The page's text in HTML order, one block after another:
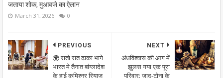
जताया शोक, मुआवजे का ऐलान
March 31, 2026 0
NEXT
अंधविश्वास की आग में
झुलस गया एक पूरा
परिवार: जादू-टोना के
PREVIOUS
🌍 रातो रात ढाका भागे
भारत मे तैनात बांग्लादेश
के हाई कमिश्नर रियाज